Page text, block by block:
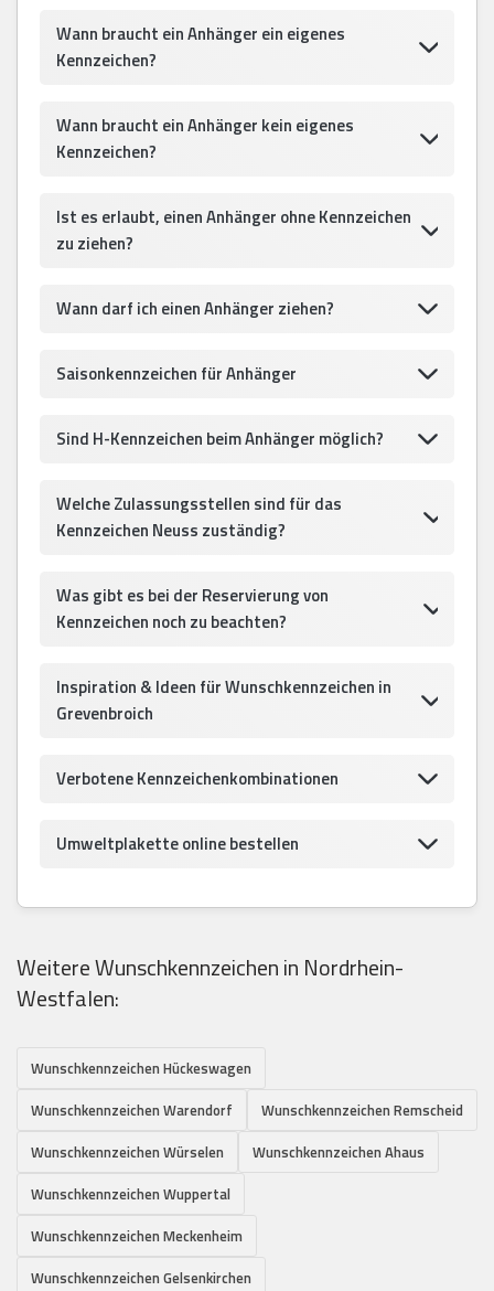
Wann braucht ein Anhänger ein eigenes
Kennzeichen?
Wann braucht ein Anhänger kein eigenes
Kennzeichen?
Ist es erlaubt, einen Anhänger ohne Kennzeichen
zu ziehen?
Wann darf ich einen Anhänger ziehen?
Saisonkennzeichen für Anhänger
Sind H-Kennzeichen beim Anhänger möglich?
Welche Zulassungsstellen sind für das
Kennzeichen Neuss zuständig?
Was gibt es bei der Reservierung von
Kennzeichen noch zu beachten?
Inspiration & Ideen für Wunschkennzeichen in
Grevenbroich
Verbotene Kennzeichenkombinationen
Umweltplakette online bestellen
Weitere Wunschkennzeichen in Nordrhein-
Westfalen:
Wunschkennzeichen Hückeswagen
Wunschkennzeichen Warendorf
Wunschkennzeichen Remscheid
Wunschkennzeichen Würselen
Wunschkennzeichen Ahaus
Wunschkennzeichen Wuppertal
Wunschkennzeichen Meckenheim
Wunschkennzeichen Gelsenkirchen